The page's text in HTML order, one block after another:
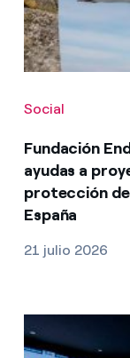
Social
Fundación
ayudas a
protección de
España
21 julio 2026